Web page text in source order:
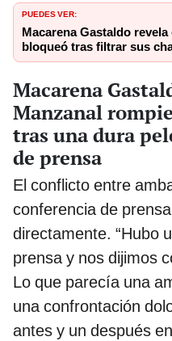
PUEDES VER:
Macarena Gastaldo
bloqueó tras filtrar sus
Macarena
Manzanal
tras una dura
de prensa
El conflicto entre
conferencia de
directamente. “Hubo
prensa y nos dijimos
Lo que parecía una
una confrontación
antes y un después